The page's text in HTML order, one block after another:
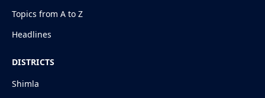
Topics from A to Z
Headlines
DISTRICTS
Shimla